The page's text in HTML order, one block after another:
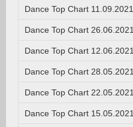
Dance Top Chart 11.09.2021.
Dance Top Chart 26.06.2021.
Dance Top Chart 12.06.2021.
Dance Top Chart 28.05.2021.
Dance Top Chart 22.05.2021.
Dance Top Chart 15.05.2021.